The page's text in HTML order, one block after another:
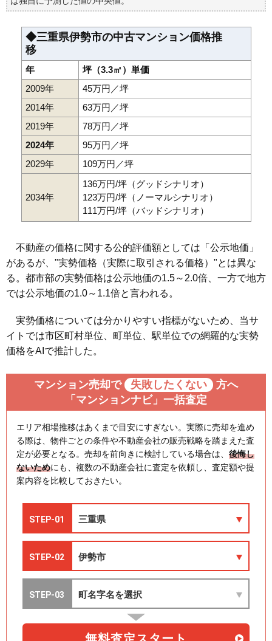
◆三重県伊勢市の中古マンション価格推
移
年
坪（3.3㎡）単価
2009年
45万円／坪
2014年
63万円／坪
2019年
78万円／坪
2024年
95万円／坪
2029年
109万円／坪
2034年
136万円/坪（グッドシナリオ）
123万円/坪（ノーマルシナリオ）
111万円/坪（バッドシナリオ）
不動産の価格に関する公的評価額としては「公示地価」
があるが、"実勢価格（実際に取引される価格）"とは異な
る。都市部の実勢価格は公示地価の1.5～2.0倍、一方で地方
では公示地価の1.0～1.1倍と言われる。
実勢価格については分かりやすい指標がないため、当サ
イトでは市区町村単位、町単位、駅単位での網羅的な実勢
価格をAIで推計した。
マンション売却で 失敗したくない
方へ
「マンションナビ」一括査定
エリア相場推移はあくまで目安にすぎない。実際に売却を進め
る際は、物件ごとの条件や不動産会社の販売戦略を踏まえた査
定が必要となる。売却を前向きに検討している場合は、 後悔し
ないためにも、複数の不動産会社に査定を依頼し、査定額や提
案内容を比較しておきたい。